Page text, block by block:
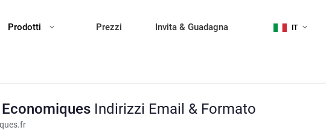
Prodotti Prezzi Invita & Guadagna IT
Indirizzi Email & Formato